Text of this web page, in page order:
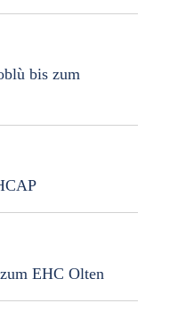
bis zum
EHC Olten